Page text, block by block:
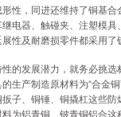
性，同进还维持了铜基
电器、触碰夹、注塑模具
性及耐磨损零件都采用了
发展潜力，就务必挑选
生产制造原材料为“合金
子、铜锤、铜撬杠这些
为铝青铜、铍青铜铝合